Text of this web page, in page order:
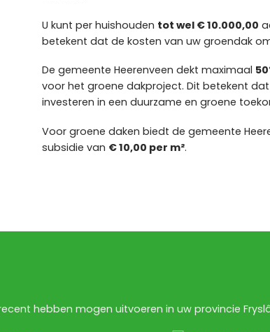
U kunt per huishouden tot wel € 10.000,00
betekent dat de kosten van uw groendak
De gemeente Heerenveen dekt maximaal
voor het groene dakproject. Dit betekent
investeren in een duurzame en groene
Voor groene daken biedt de gemeente
subsidie van € 10,00 per m².
hebben mogen uitvoeren in uw provincie